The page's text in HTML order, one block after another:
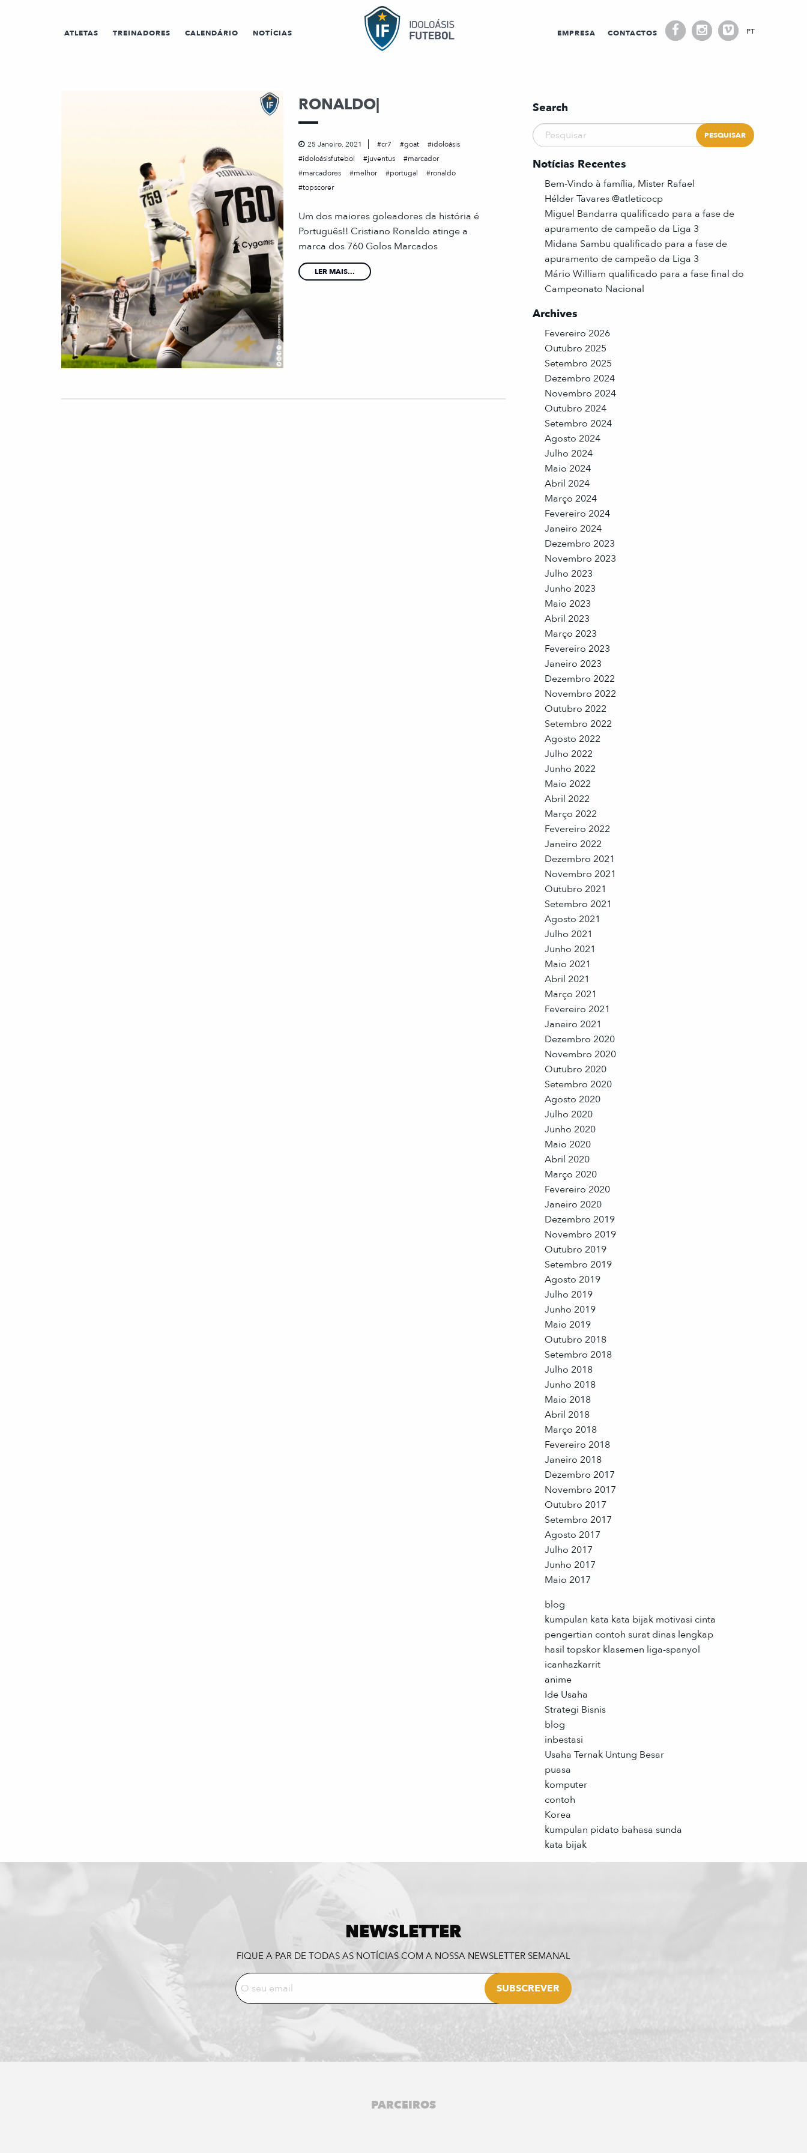
ATLETAS TREINADORES CALENDÁRIO NOTÍCIAS EMPRESA CONTACTOS PT
RONALDO|
25 Janeiro, 2021 cr7 goat
idoloásis
idoloásisfutebol
juventus
marcador
marcadores
melhor portugal
ronaldo
topscorer
Um dos maiores goleadores da história é
Português!! Cristiano Ronaldo atinge a
marca dos 760 Golos Marcados
LER MAIS...
Search
Notícias Recentes
Bem-Vindo à família, Mister Rafael
Hélder Tavares @atleticocp
Miguel Bandarra qualificado para a fase de
apuramento de campeão da Liga 3
Midana Sambu qualificado para a fase de
apuramento de campeão da Liga 3
Mário William qualificado para a fase final do
Campeonato Nacional
Archives
Fevereiro 2026
Outubro 2025
Setembro 2025
Dezembro 2024
Novembro 2024
Outubro 2024
Setembro 2024
Agosto 2024
Julho 2024
Maio 2024
Abril 2024
Março 2024
Fevereiro 2024
Janeiro 2024
Dezembro 2023
Novembro 2023
Julho 2023
Junho 2023
Maio 2023
Abril 2023
Março 2023
Fevereiro 2023
Janeiro 2023
Dezembro 2022
Novembro 2022
Outubro 2022
Setembro 2022
Agosto 2022
Julho 2022
Junho 2022
Maio 2022
Abril 2022
Março 2022
Fevereiro 2022
Janeiro 2022
Dezembro 2021
Novembro 2021
Outubro 2021
Setembro 2021
Agosto 2021
Julho 2021
Junho 2021
Maio 2021
Abril 2021
Março 2021
Fevereiro 2021
Janeiro 2021
Dezembro 2020
Novembro 2020
Outubro 2020
Setembro 2020
Agosto 2020
Julho 2020
Junho 2020
Maio 2020
Abril 2020
Março 2020
Fevereiro 2020
Janeiro 2020
Dezembro 2019
Novembro 2019
Outubro 2019
Setembro 2019
Agosto 2019
Julho 2019
Junho 2019
Maio 2019
Outubro 2018
Setembro 2018
Julho 2018
Junho 2018
Maio 2018
Abril 2018
Março 2018
Fevereiro 2018
Janeiro 2018
Dezembro 2017
Novembro 2017
Outubro 2017
Setembro 2017
Agosto 2017
Julho 2017
Junho 2017
Maio 2017
blog
kumpulan kata kata bijak motivasi cinta
pengertian contoh surat dinas lengkap
hasil topskor klasemen liga-spanyol
icanhazkarrit
anime
Ide Usaha
Strategi Bisnis
blog
inbestasi
Usaha Ternak Untung Besar
puasa
komputer
contoh
Korea
kumpulan pidato bahasa sunda
kata bijak
NEWSLETTER
FIQUE A PAR DE TODAS AS NOTÍCIAS COM A NOSSA NEWSLETTER SEMANAL
PARCEIROS